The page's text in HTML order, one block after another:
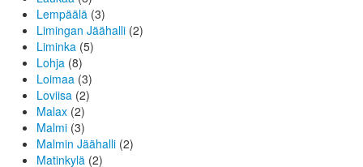
Lempäälä (3)
Limingan Jäähalli (2)
Liminka (5)
Lohja (8)
Loimaa (3)
Loviisa (2)
Malax (2)
Malmi (3)
Malmin Jäähalli (2)
Matinkylä (2)